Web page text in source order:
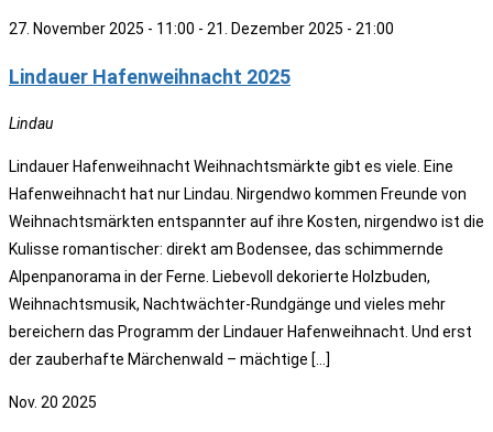
27. November 2025 - 11:00 - 21. Dezember 2025 - 21:00
Lindauer Hafenweihnacht 2025
Lindau
Lindauer Hafenweihnacht Weihnachtsmärkte gibt es viele. Eine
Hafenweihnacht hat nur Lindau. Nirgendwo kommen Freunde von
Weihnachtsmärkten entspannter auf ihre Kosten, nirgendwo ist die
Kulisse romantischer: direkt am Bodensee, das schimmernde
Alpenpanorama in der Ferne. Liebevoll dekorierte Holzbuden,
Weihnachtsmusik, Nachtwächter-Rundgänge und vieles mehr
bereichern das Programm der Lindauer Hafenweihnacht. Und erst
der zauberhafte Märchenwald – mächtige […]
Nov. 20 2025